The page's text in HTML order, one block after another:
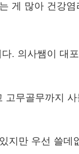
게 많아 건강염
. 의사쌤이 대
무골무까지 사
지만 우선 쓸데